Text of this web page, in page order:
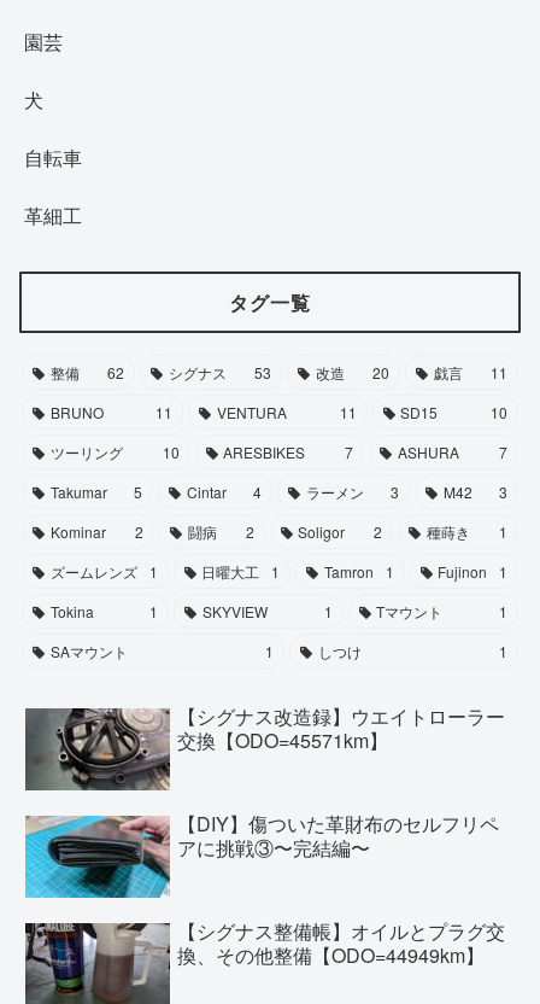
園芸
犬
自転車
革細工
タグ一覧
整備 62 シグナス 53 改造 20 戯言
11
BRUNO
11 VENTURA 11 SD15
10
ツーリング
10 ARESBIKES 7 ASHURA
7
Takumar
5 Cintar 4 ラーメン 3 M42
3
Kominar
2 闘病 2 Soligor 2 種蒔き
1
ズームレンズ
1 日曜大工 1 Tamron 1 Fujinon
1
Tokina
1 SKYVIEW 1 Tマウント
1
SAマウント
1 しつけ 1
【シグナス改造録】ウエイトローラー
交換【ODO=45571km】
【DIY】傷ついた革財布のセルフリペ
アに挑戦③〜完結編〜
【シグナス整備帳】オイルとプラグ交
換、その他整備【ODO=44949km】